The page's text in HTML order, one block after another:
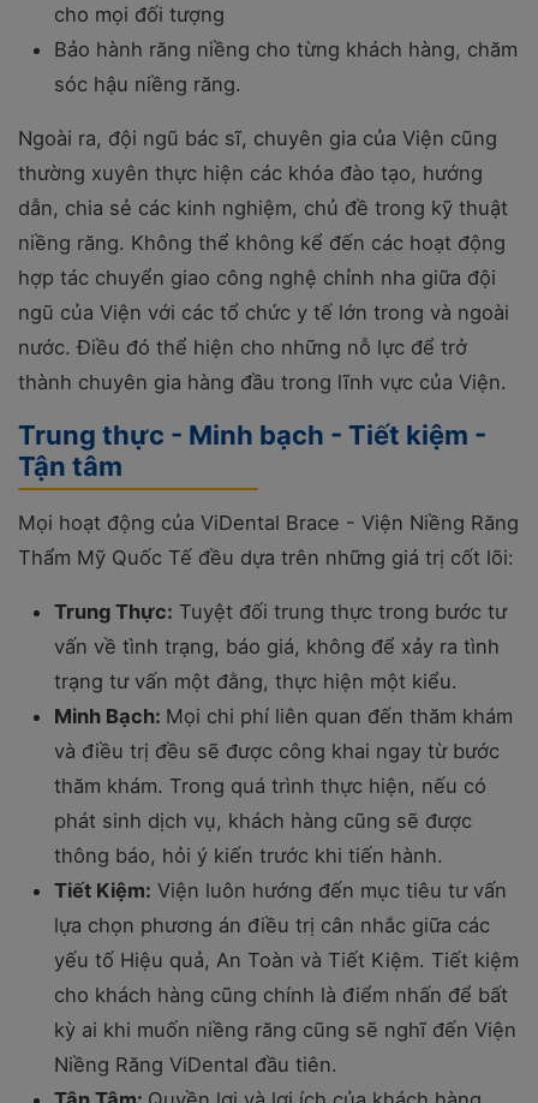
cho mọi đối tượng
Bảo hành răng niềng cho từng khách hàng, chăm
sóc hậu niềng răng.
Ngoài ra, đội ngũ bác sĩ, chuyên gia của Viện cũng
thường xuyên thực hiện các khóa đào tạo, hướng
dẫn, chia sẻ các kinh nghiệm, chủ đề trong kỹ thuật
niềng răng. Không thể không kể đến các hoạt động
hợp tác chuyển giao công nghệ chỉnh nha giữa đội
ngũ của Viện với các tổ chức y tế lớn trong và ngoài
nước. Điều đó thể hiện cho những nỗ lực để trở
thành chuyên gia hàng đầu trong lĩnh vực của Viện.
Trung thực - Minh bạch - Tiết kiệm -
Tận tâm
Mọi hoạt động của ViDental Brace - Viện Niềng Răng
Thẩm Mỹ Quốc Tế đều dựa trên những giá trị cốt lõi:
Trung Thực: Tuyệt đối trung thực trong bước tư
vấn về tình trạng, báo giá, không để xảy ra tình
trạng tư vấn một đằng, thực hiện một kiểu.
Minh Bạch: Mọi chi phí liên quan đến thăm khám
và điều trị đều sẽ được công khai ngay từ bước
thăm khám. Trong quá trình thực hiện, nếu có
phát sinh dịch vụ, khách hàng cũng sẽ được
thông báo, hỏi ý kiến trước khi tiến hành.
Tiết Kiệm: Viện luôn hướng đến mục tiêu tư vấn
lựa chọn phương án điều trị cân nhắc giữa các
yếu tố Hiệu quả, An Toàn và Tiết Kiệm. Tiết kiệm
cho khách hàng cũng chính là điểm nhấn để bất
kỳ ai khi muốn niềng răng cũng sẽ nghĩ đến Viện
Niềng Răng ViDental đầu tiên.